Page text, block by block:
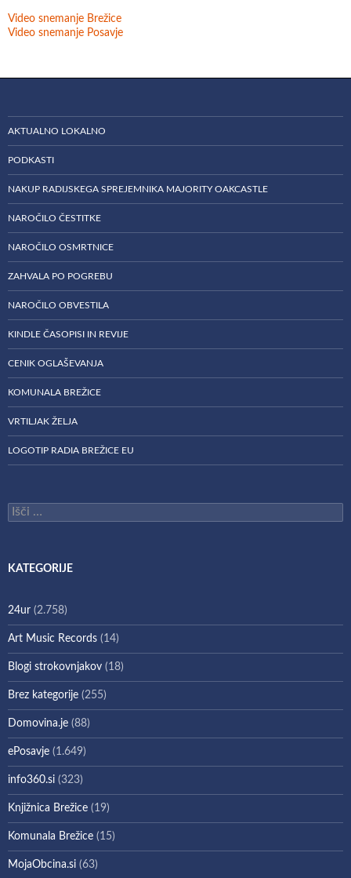
Video snemanje Brežice
Video snemanje Posavje
AKTUALNO LOKALNO
PODKASTI
NAKUP RADIJSKEGA SPREJEMNIKA MAJORITY OAKCASTLE
NAROČILO ČESTITKE
NAROČILO OSMRTNICE
ZAHVALA PO POGREBU
NAROČILO OBVESTILA
KINDLE ČASOPISI IN REVIJE
CENIK OGLAŠEVANJA
KOMUNALA BREŽICE
VRTILJAK ŽELJA
LOGOTIP RADIA BREŽICE EU
Išči:
KATEGORIJE
24ur (2.758)
Art Music Records (14)
Blogi strokovnjakov (18)
Brez kategorije (255)
Domovina.je (88)
ePosavje (1.649)
info360.si (323)
Knjižnica Brežice (19)
Komunala Brežice (15)
MojaObcina.si (63)